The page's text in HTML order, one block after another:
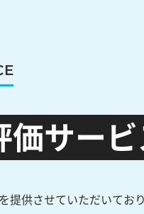
価サー
供させていただいており